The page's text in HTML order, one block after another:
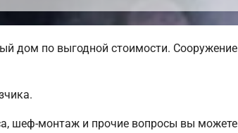
дом по выгодной стоимости. Сооружение
шеф-монтаж и прочие вопросы вы можете